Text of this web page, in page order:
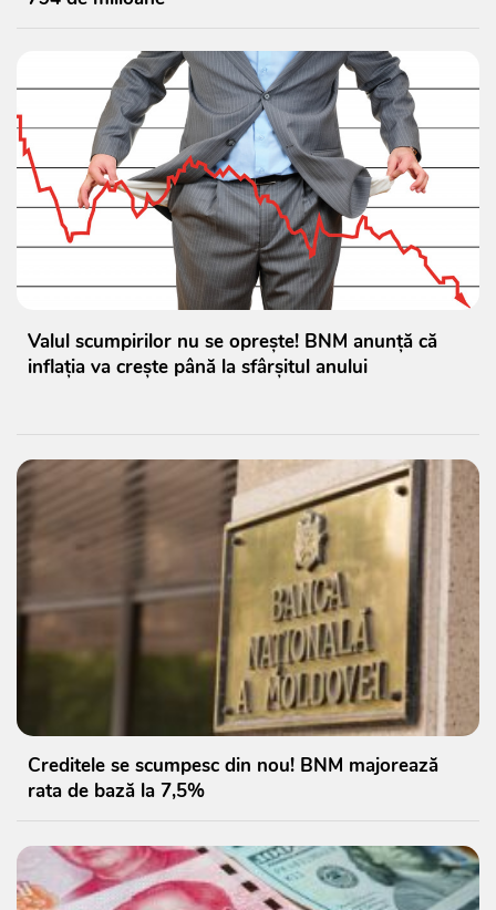
Valul scumpirilor nu se oprește! BNM anunță că
inflația va crește până la sfârșitul anului
Creditele se scumpesc din nou! BNM majorează
rata de bază la 7,5%